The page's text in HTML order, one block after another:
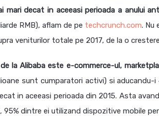
mari decat in aceeasi perioada a anului
RMB), aflam de pe techcrunch.com. Nu
veniturilor totale pe 2017, de la o
la Alibaba este e-commerce-ul,
sunt cumparatori activi) si aducandu-i
in aceeasi perioada din 2015. Asta
dintre ei utilizand dispozitive mobile